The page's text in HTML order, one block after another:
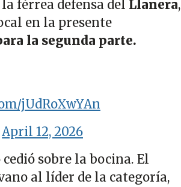
férrea defensa del Llanera,
en la presente
la segunda parte.
jUdRoXwYAn
April 12, 2026
sobre la bocina. El
al líder de la categoría,